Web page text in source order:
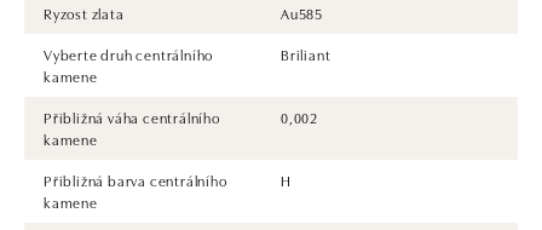
Ryzost zlata
Au585
Vyberte druh centrálního
kamene
Briliant
Přibližná váha centrálního
kamene
0,002
Přibližná barva centrálního
kamene
H